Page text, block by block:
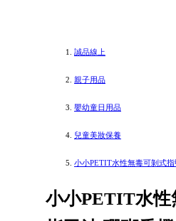
誠品線上
親子用品
嬰幼童日用品
兒童美妝保養
小小PETIT水性無毒可剝式
小小PETIT水性